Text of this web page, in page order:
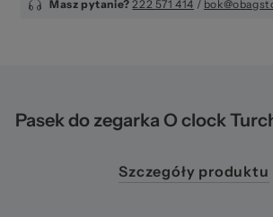
Masz pytanie? 222 571 414 /
Pasek do zegarka O clock
Szczegóły produktu